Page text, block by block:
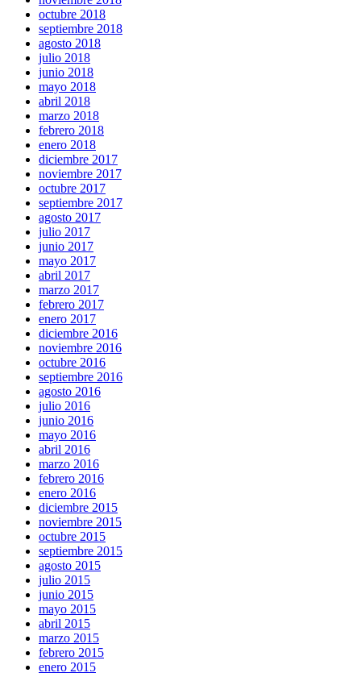
octubre 2018
septiembre 2018
agosto 2018
julio 2018
junio 2018
mayo 2018
abril 2018
marzo 2018
febrero 2018
enero 2018
diciembre 2017
noviembre 2017
octubre 2017
septiembre 2017
agosto 2017
julio 2017
junio 2017
mayo 2017
abril 2017
marzo 2017
febrero 2017
enero 2017
diciembre 2016
noviembre 2016
octubre 2016
septiembre 2016
agosto 2016
julio 2016
junio 2016
mayo 2016
abril 2016
marzo 2016
febrero 2016
enero 2016
diciembre 2015
noviembre 2015
octubre 2015
septiembre 2015
agosto 2015
julio 2015
junio 2015
mayo 2015
abril 2015
marzo 2015
febrero 2015
enero 2015